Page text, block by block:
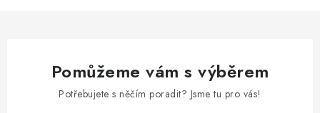
Pomůžeme vám s výběrem
Potřebujete s něčím poradit? Jsme tu pro vás!